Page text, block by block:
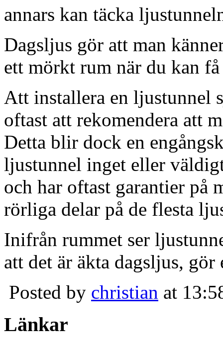
annars kan täcka
Dagsljus gör att man
ett mörkt rum när du kan
Att installera en ljustunnel
oftast att rekomendera att
Detta blir dock en
ljustunnel inget eller
och har oftast garantier på
rörliga delar på de flesta
Inifrån rummet ser
att det är äkta dagsljus,
Posted by christian at
Länkar